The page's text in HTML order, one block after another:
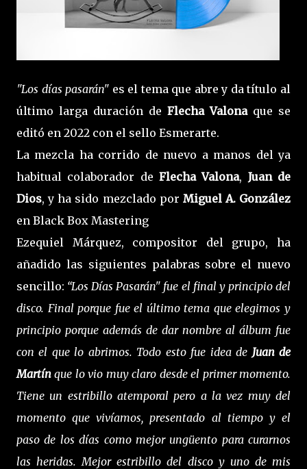
"Los días pasarán" es el tema que abre y da título al
último larga duración de Flecha Valonaque se
editó en 2022 con el sello Esmerarte.
La mezcla ha corrido de nuevo a manos del ya
habitual colaborador de Flecha Valona, Juan de
Dios, y ha sido mezclado por Miguel A. González
en Black Box Mastering
Ezequiel Márquez, compositor del grupo, ha
añadido las siguientes palabras sobre el nuevo
sencillo: “Los Días Pasarán" fue el final y principio del
disco. Final porque fue el último tema que elegimos y
principio porque además de dar nombre al álbum fue
con el que lo abrimos. Todo esto fue idea de Juan de
Martín que lo vio muy claro desde el primer momento.
Tiene un estribillo atemporal pero a la vez muy del
momento que vivíamos, presentado al tiempo y el
paso de los días como mejor ungüento para curarnos
las heridas. Mejor estribillo del disco y uno de mis